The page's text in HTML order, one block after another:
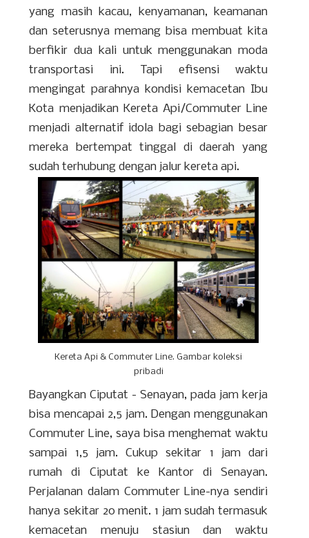
yang masih kacau, kenyamanan, keamanan
dan seterusnya memang bisa membuat kita
berfikir dua kali untuk menggunakan moda
transportasi ini. Tapi efisensi waktu
mengingat parahnya kondisi kemacetan Ibu
Kota menjadikan Kereta Api/Commuter Line
menjadi alternatif idola bagi sebagian besar
mereka bertempat tinggal di daerah yang
sudah terhubung dengan jalur kereta api.
Kereta Api & Commuter Line. Gambar koleksi
pribadi
Bayangkan Ciputat - Senayan, pada jam kerja
bisa mencapai 2,5 jam. Dengan menggunakan
Commuter Line, saya bisa menghemat waktu
sampai 1,5 jam. Cukup sekitar 1 jam dari
rumah di Ciputat ke Kantor di Senayan.
Perjalanan dalam Commuter Line-nya sendiri
hanya sekitar 20 menit. 1 jam sudah termasuk
kemacetan menuju stasiun dan waktu